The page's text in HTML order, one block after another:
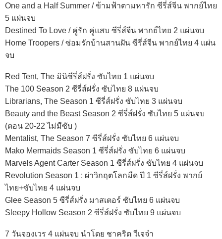
One and a Half Summer / ข้ามฟ้าตามหารัก ซีรี่ส์จีน พากย์ไทย
5 แผ่นจบ
Destined To Love / คู่รัก คู่แสบ ซีรี่ส์จีน พากย์ไทย 2 แผ่นจบ
Home Troopers / ซ่อมรักบ้านสานฝัน ซีรี่ส์จีน พากย์ไทย 4 แผ่น
จบ
Red Tent, The มินิซีรี่ส์ฝรั่ง ซับไทย 1 แผ่นจบ
The 100 Season 2 ซีรี่ส์ฝรั่ง ซับไทย 8 แผ่นจบ
Librarians, The Season 1 ซีรี่ส์ฝรั่ง ซับไทย 3 แผ่นจบ
Beauty and the Beast Season 2 ซีรี่ส์ฝรั่ง ซับไทย 5 แผ่นจบ
(ตอน 20-22 ไม่มีซับ )
Mentalist, The Season 7 ซีรี่ส์ฝรั่ง ซับไทย 6 แผ่นจบ
Mako Mermaids Season 1 ซีรี่ส์ฝรั่ง ซับไทย 6 แผ่นจบ
Marvels Agent Carter Season 1 ซีรี่ส์ฝรั่ง ซับไทย 4 แผ่นจบ
Revolution Season 1 : ผ่าวิกฤตโลกมืด ปี 1 ซีรี่ส์ฝรั่ง พากย์
ไทย+ซับไทย 4 แผ่นจบ
Glee Season 5 ซีรี่ส์ฝรั่ง มาสเตอร์ ซับไทย 6 แผ่นจบ
Sleepy Hollow Season 2 ซีรี่ส์ฝรั่ง ซับไทย 9 แผ่นจบ
7 วันจองเวร 4 แผ่นจบ นำโดย ชาคริต วีเจจ๋า